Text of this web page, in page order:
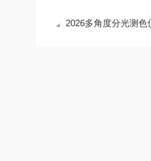
2026多角度分光测色仪排行榜：国际品牌与国产